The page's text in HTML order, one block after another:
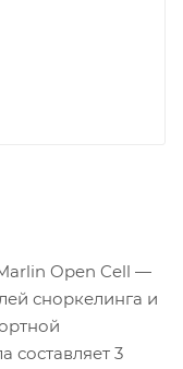
Open Cell —
сноркелинга и
составляет 3